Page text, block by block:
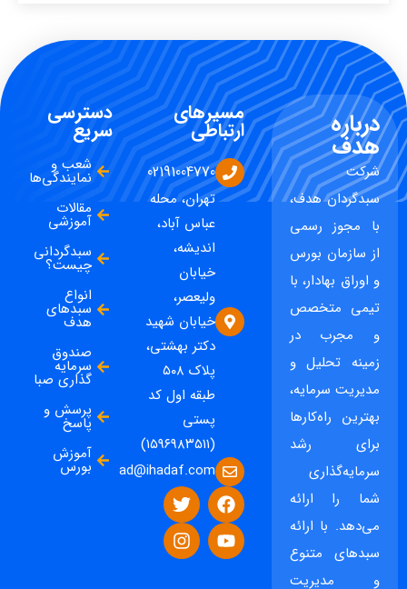
درباره
هدف
شرکت
سبدگردان هدف،
با مجوز رسمی
از سازمان بورس
و اوراق بهادار، با
تیمی متخصص
و مجرب در
زمینه تحلیل و
مدیریت سرمایه،
بهترین راه‌کارها
برای رشد
سرمایه‌گذاری
شما را ارائه
می‌دهد. با ارائه
سبدهای متنوع
و مدیریت
مسیرهای
ارتباطی
02191004770
تهران، محله
عباس آباد،
اندیشه،
خیابان
ولیعصر،
خیابان شهید
دکتر بهشتی،
پلاک ۵۰۸
طبقه اول کد
پستی
(۱۵۹۶۹۸۳۵۱۱)
ad@ihadaf.com
دسترسی
سریع
شعب و
نمایندگی‌ها
مقالات
آموزشی
سبدگردانی
چیست؟
انواع
سبدهای
هدف
صندوق
سرمایه
گذاری صبا
پرسش و
پاسخ
آموزش
بورس